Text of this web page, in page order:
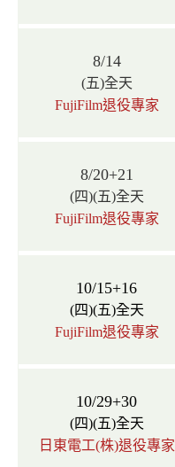
8/14
(五)全天
FujiFilm退役專家
8/20+21
(四)(五)全天
FujiFilm退役專家
10/15+16
(四)(五)全天
FujiFilm退役專家
10/29+30
(四)(五)全天
日東電工(株)退役專家